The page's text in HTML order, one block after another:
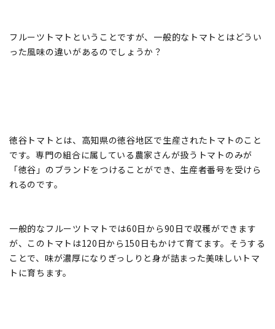
フルーツトマトということですが、一般的なトマトとはどうい
った風味の違いがあるのでしょうか？
徳谷トマトとは、高知県の徳谷地区で生産されたトマトのこと
です。専門の組合に属している農家さんが扱うトマトのみが
「徳谷」のブランドをつけることができ、生産者番号を受けら
れるのです。
一般的なフルーツトマトでは60日から90日で収穫ができます
が、このトマトは120日から150日もかけて育てます。そうする
ことで、味が濃厚になりぎっしりと身が詰まった美味しいトマ
トに育ちます。